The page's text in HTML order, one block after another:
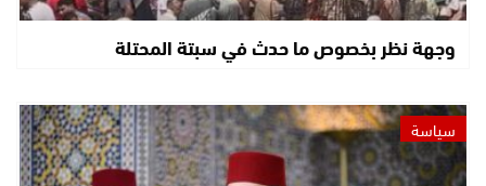
وجهة نظر بخصوص ما حدث في سبتة المحتلة
سياسة